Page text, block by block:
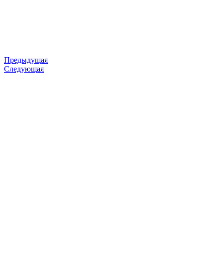
Предыдущая
Следующая